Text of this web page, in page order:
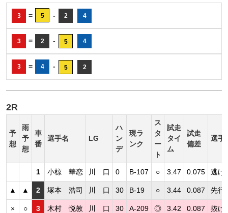
3 = 5 - 2 4
3 = 2 - 5 4
3 = 4 - 5 2
2R
予
想
雨
予
想
車
番
選手名 LG
ハ
ン
デ
現ラ
ンク
ス
タ
ー
ト
試走
タイ
ム
試走
偏差
選手
1 小椋 華恋 川 口 0 B-107 ○ 3.47 0.075 逃げ
▲ ▲ 2 塚本 浩司 川 口 30 B-19 ○ 3.44 0.087 先行
× ○ 3 木村 悦教 川 口 30 A-209 ◎ 3.42 0.087 抜け